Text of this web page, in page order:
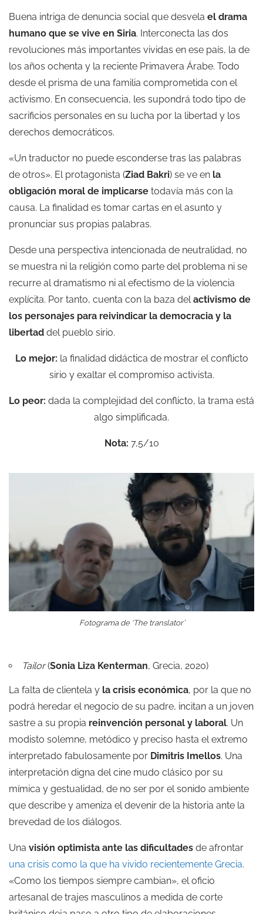
Buena intriga de denuncia social que desvela el drama
humano que se vive en Siria. Interconecta las dos
revoluciones más importantes vividas en ese país, la de
los años ochenta y la reciente Primavera Árabe. Todo
desde el prisma de una familia comprometida con el
activismo. En consecuencia, les supondrá todo tipo de
sacrificios personales en su lucha por la libertad y los
derechos democráticos.
«Un traductor no puede esconderse tras las palabras
de otros». El protagonista (Ziad Bakri) se ve en la
obligación moral de implicarse todavía más con la
causa. La finalidad es tomar cartas en el asunto y
pronunciar sus propias palabras.
Desde una perspectiva intencionada de neutralidad, no
se muestra ni la religión como parte del problema ni se
recurre al dramatismo ni al efectismo de la violencia
explícita. Por tanto, cuenta con la baza del activismo de
los personajes para reivindicar la democracia y la
libertad del pueblo sirio.
Lo mejor: la finalidad didáctica de mostrar el conflicto
sirio y exaltar el compromiso activista.
Lo peor: dada la complejidad del conflicto, la trama está
algo simplificada.
Nota: 7,5/10
Fotograma de ‘The translator’
Tailor(Sonia Liza Kenterman, Grecia, 2020)
La falta de clientela y la crisis económica, por la que no
podrá heredar el negocio de su padre, incitan a un joven
sastre a su propia reinvención personal y laboral. Un
modisto solemne, metódico y preciso hasta el extremo
interpretado fabulosamente por Dimitris Imellos. Una
interpretación digna del cine mudo clásico por su
mímica y gestualidad, de no ser por el sonido ambiente
que describe y ameniza el devenir de la historia ante la
brevedad de los diálogos.
Una visión optimista ante las dificultades de afrontar
una crisis como la que ha vivido recientemente Grecia.
«Como los tiempos siempre cambian», el oficio
artesanal de trajes masculinos a medida de corte